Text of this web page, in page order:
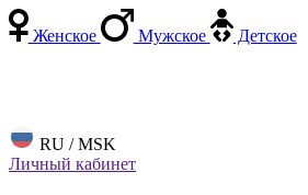
Женское Мужское Детское
RU / MSK
Личный кабинет